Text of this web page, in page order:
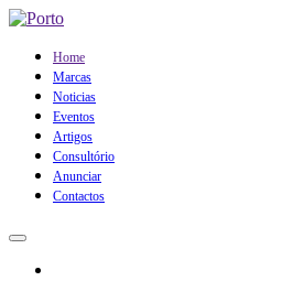
Home
Marcas
Noticias
Eventos
Artigos
Consultório
Anunciar
Contactos